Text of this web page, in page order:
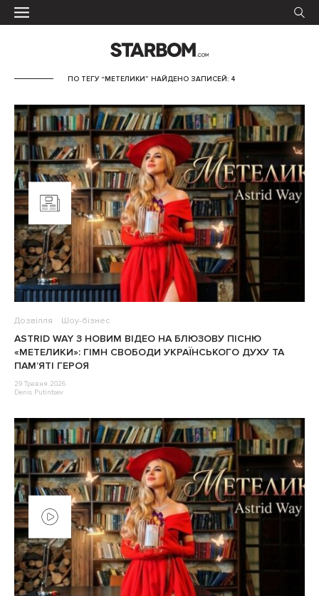
ПО ТЕГУ “МЕТЕЛИКИ” НАЙДЕНО ЗАПИСЕЙ: 4
Дозвілля Шоу-бізнес
ASTRID WAY З НОВИМ ВІДЕО НА БЛЮЗОВУ ПІСНЮ
«МЕТЕЛИКИ»: ГІМН СВОБОДИ УКРАЇНСЬКОГО ДУХУ ТА
ПАМ’ЯТІ ГЕРОЯ
29 Травня 2026
Denis Putintsev